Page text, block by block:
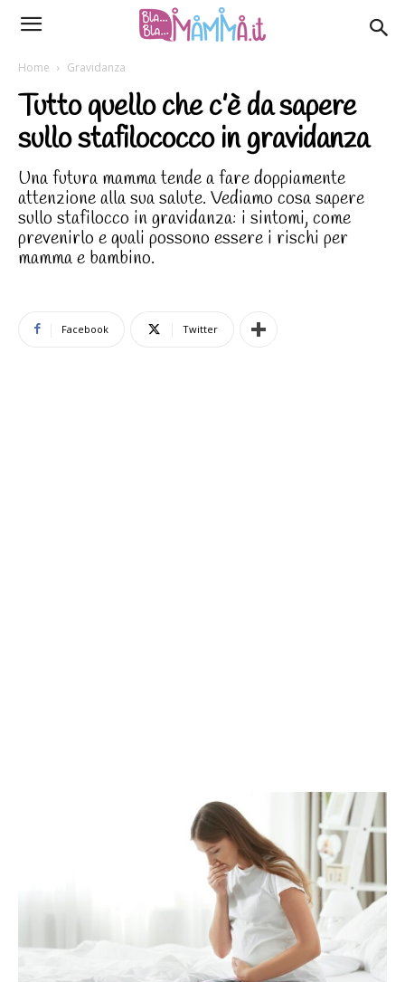
Home Gravidanza
Tutto quello che c’è da sapere
sullo stafilococco in gravidanza
Una futura mamma tende a fare doppiamente
attenzione alla sua salute. Vediamo cosa sapere
sullo stafilocco in gravidanza: i sintomi, come
prevenirlo e quali possono essere i rischi per
mamma e bambino.
Facebook Twitter